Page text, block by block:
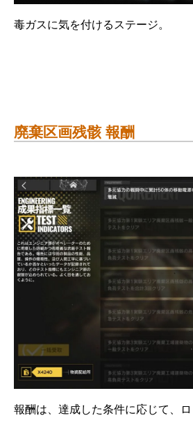
毒ガスに気を付けるステージ。
廃棄区画残骸 報酬
報酬は、達成した条件に応じて、